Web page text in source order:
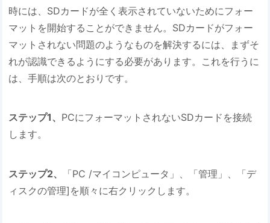
時には、SDカードが全く表示されていないためにフォー
マットを開始することができません。SDカードがフォー
マットされない問題のようなものを解決するには、まずそ
れが認識できるようにする必要があります。これを行うに
は、手順は次のとおりです。
ステップ1、 PCにフォーマットされないSDカードを接続
します。
ステップ2、
「PC /マイコンピュータ」、「管理」、「デ
ィスクの管理]を順々に右クリックします。